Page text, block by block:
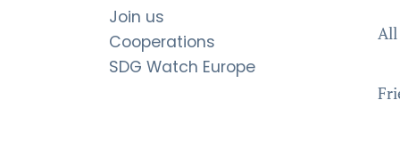
Join us
Cooperations
SDG Watch Europe
All